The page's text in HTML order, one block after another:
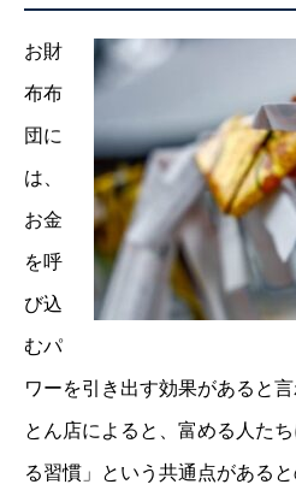
お財
布布
団に
は、
お金
を呼
び込
むパ
ワーを引き出す効果があると
とん店によると、富める人た
る習慣」という共通点がある